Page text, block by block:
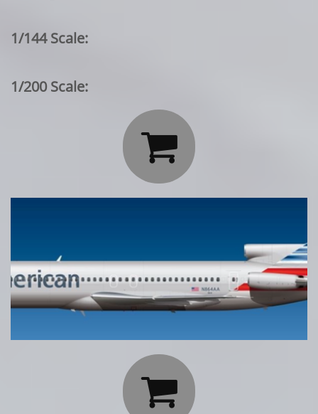
1/144 Scale:
1/200 Scale:

